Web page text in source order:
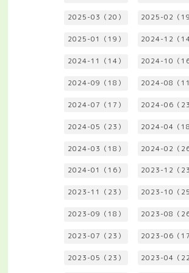
2025-03（20） 2025-02（19
2025-01（19） 2024-12（14
2024-11（14） 2024-10（16
2024-09（18） 2024-08（11
2024-07（17） 2024-06（23
2024-05（23） 2024-04（18
2024-03（18） 2024-02（26
2024-01（16） 2023-12（23
2023-11（23） 2023-10（25
2023-09（18） 2023-08（26
2023-07（23） 2023-06（17
2023-05（23） 2023-04（22